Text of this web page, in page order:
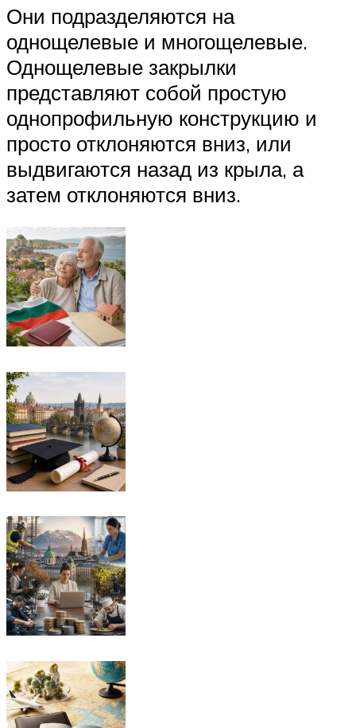
Они подразделяются на
однощелевые и многощелевые.
Однощелевые закрылки
представляют собой простую
однопрофильную конструкцию и
просто отклоняются вниз, или
выдвигаются назад из крыла, а
затем отклоняются вниз.